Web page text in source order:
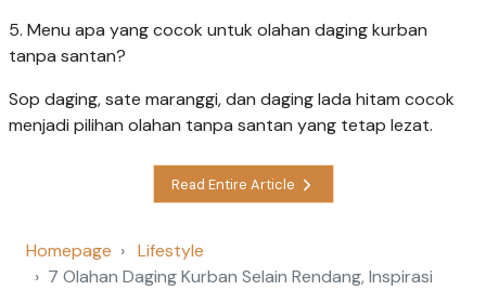
5. Menu apa yang cocok untuk olahan daging kurban
tanpa santan?
Sop daging, sate maranggi, dan daging lada hitam cocok
menjadi pilihan olahan tanpa santan yang tetap lezat.
Read Entire Article
Homepage
Lifestyle
7 Olahan Daging Kurban Selain Rendang, Inspirasi